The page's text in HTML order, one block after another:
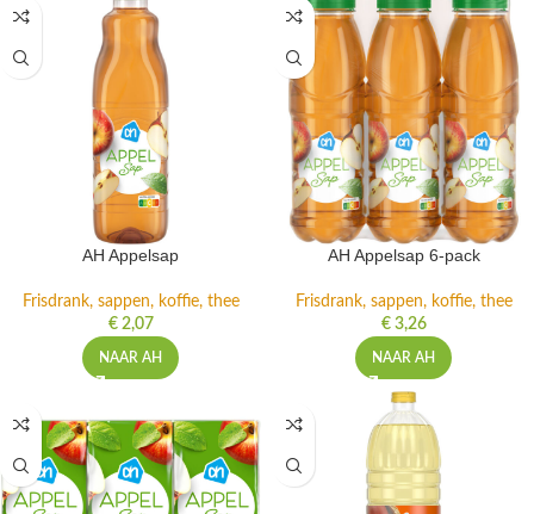
AH Appelsap
Frisdrank, sappen, koffie, thee
€2,07
NAAR AH
AH Appelsap 6-pack
Frisdrank, sappen, koffie, thee
€3,26
NAAR AH